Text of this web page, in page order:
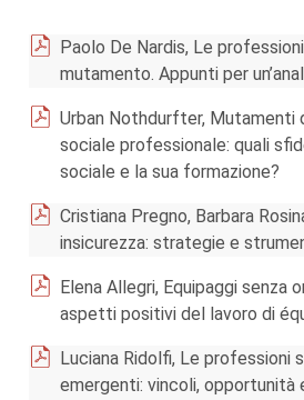
Paolo De Nardis, Le
mutamento. Appunti per
Urban Nothdurfter, Mutamenti
sociale professionale: quali
sociale e la sua formazione?
Cristiana Pregno, Barbara
insicurezza: strategie e
Elena Allegri, Equipaggi senza
aspetti positivi del lavoro di
Luciana Ridolfi, Le professioni
emergenti: vincoli, opportunità